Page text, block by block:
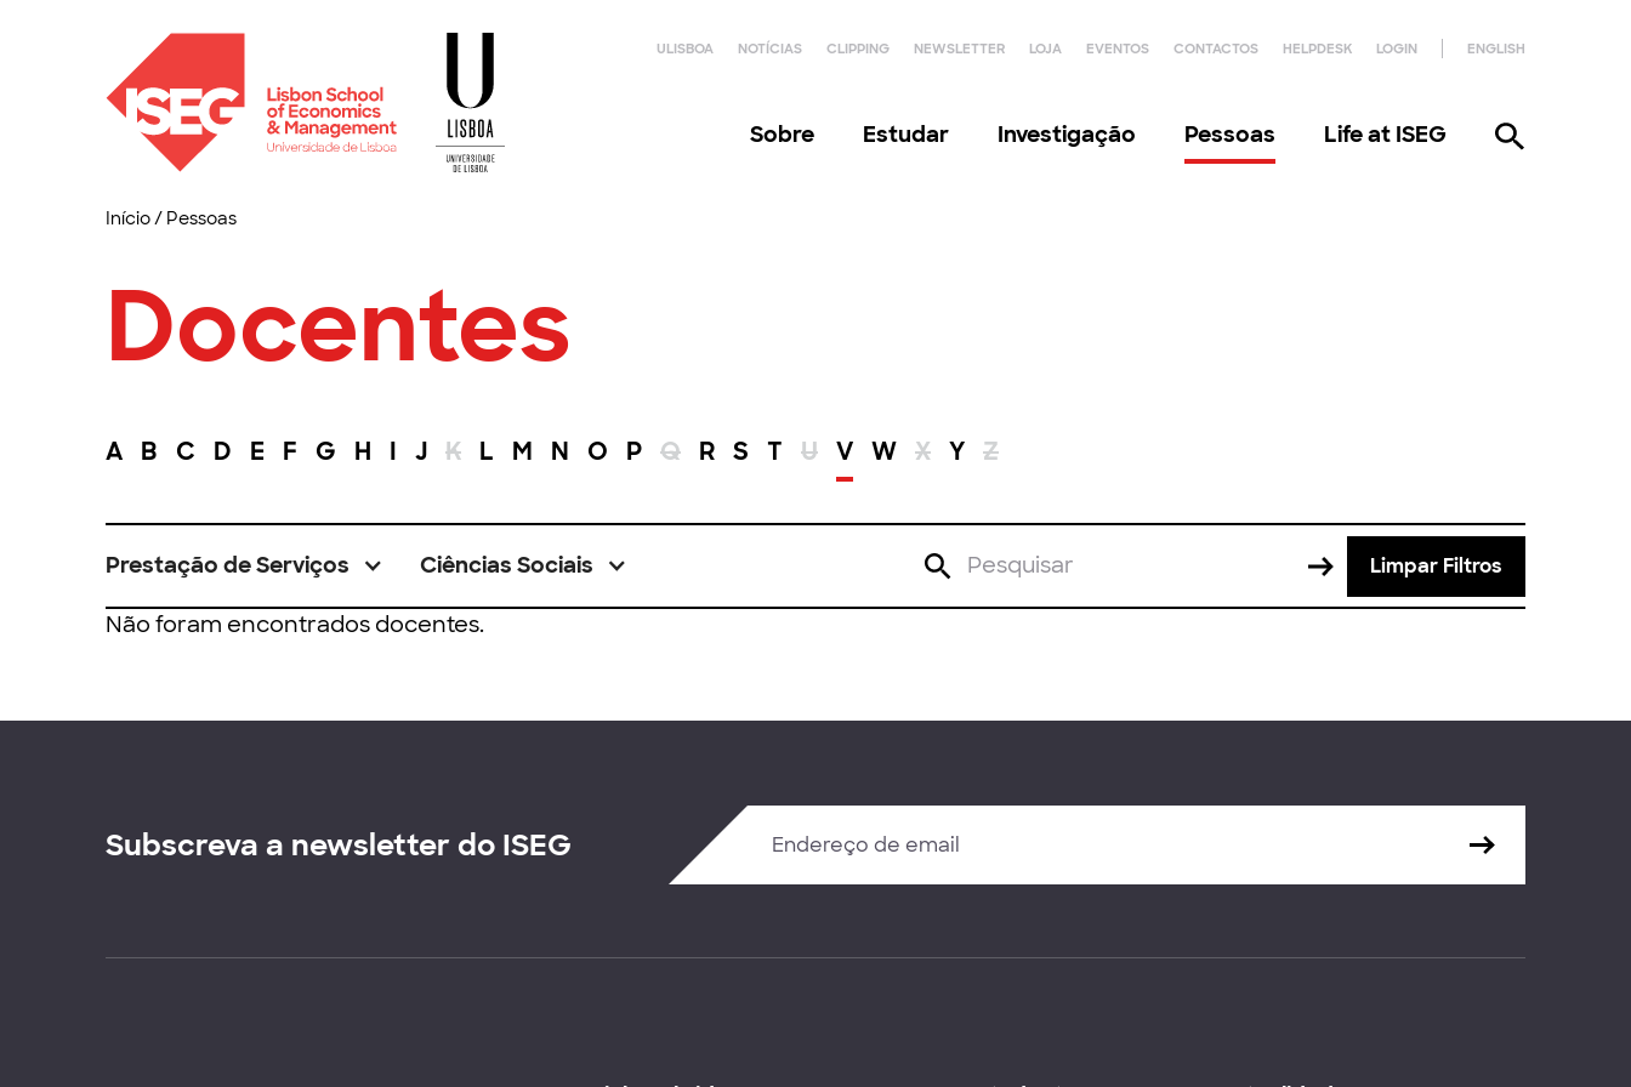
ULISBOA NOTÍCIAS CLIPPING NEWSLETTER LOJA EVENTOS CONTACTOS HELPDESK LOGIN ENGLISH
Sobre Estudar Investigação Pessoas Life at ISEG
Início/ Pessoas
Docentes
A B C D E F G H I J K L M N O P Q R S T U V W X Y Z
Prestação de Serviços Ciências Sociais Limpar Filtros
Não foram encontrados docentes.
Subscreva a newsletter do ISEG